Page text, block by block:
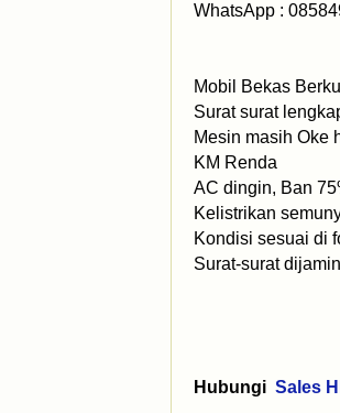
WhatsApp :
Mobil Bekas
Surat surat
Mesin masih Oke
KM Renda
AC dingin, Ban
Kelistrikan
Kondisi sesuai di
Surat-surat
Hubungi Sales